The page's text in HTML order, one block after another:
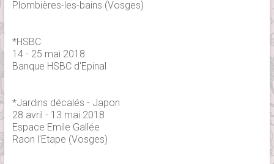
Plombières-les-bains (Vosges)
*HSBC
14 - 25 mai 2018
Banque HSBC d'Epinal
*Jardins décalés - Japon
28 avril - 13 mai 2018
Espace Emile Gallée
Raon l'Etape (Vosges)